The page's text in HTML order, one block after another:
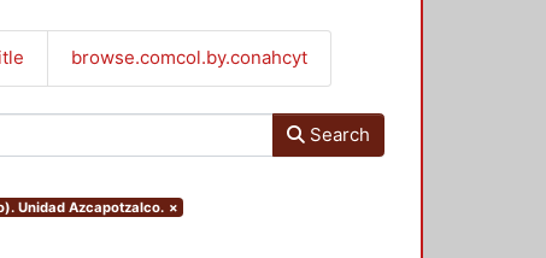
browse.comcol.by.conahcyt
Search
Unidad Azcapotzalco. ×